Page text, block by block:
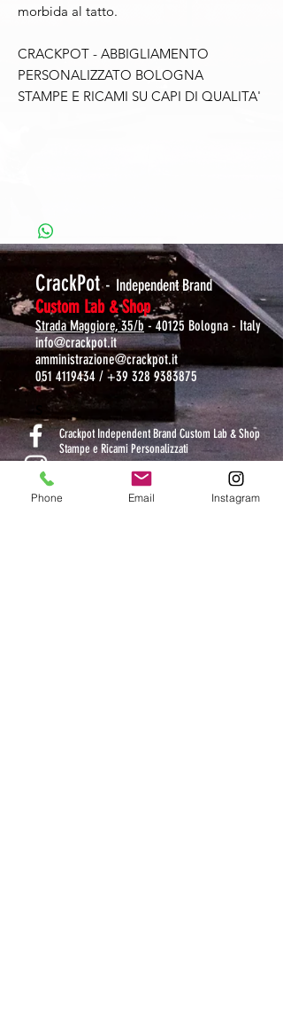
morbida al tatto.
CRACKPOT - ABBIGLIAMENTO
PERSONALIZZATO BOLOGNA
STAMPE E RICAMI SU CAPI DI QUALITA'
CrackPot- Independent Brand
Custom Lab & Shop
Strada Maggiore, 35/b- 40125 Bologna - Italy
info@crackpot.it
amministrazione@crackpot.it
051 4119434 / +39 328 9383875
Crackpot Independent Brand Custom Lab & Shop
Stampe e Ricami Personalizzati
Phone Email Instagram